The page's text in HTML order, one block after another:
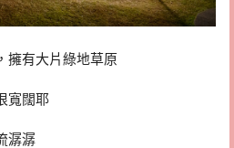
擁有大片綠地草原
寬闊耶
潺潺